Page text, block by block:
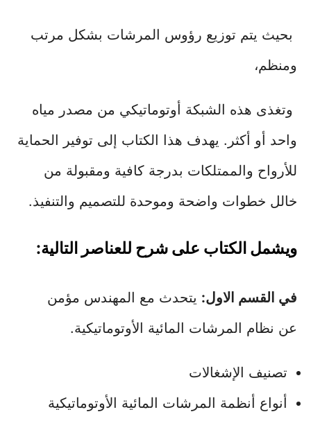
بحيث يتم توزيع رؤوس المرشات بشكل مرتب
ومنظم،
وتغذى هذه الشبكة أوتوماتيكي من مصدر مياه
واحد أو أكثر. يهدف هذا الكتاب إلى توفير الحماية
للأرواح والممتلكات بدرجة كافية ومقبولة من
خالل خطوات واضحة وموحدة للتصميم والتنفيذ.
ويشمل الكتاب على شرح للعناصر التالية:
في القسم الاول: يتحدث مع المهندس مؤمن
عن نظام المرشات المائية الأوتوماتيكية.
تصنيف الإشغالات
أنواع أنظمة المرشات المائية الأوتوماتيكية